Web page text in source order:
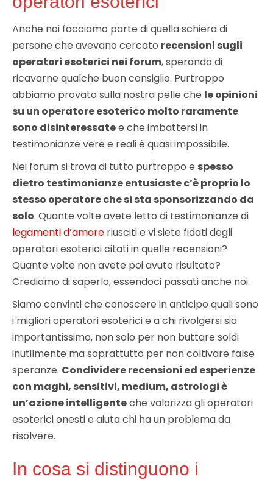
Anche noi facciamo parte di quella schiera di
persone che avevano cercato recensioni sugli
operatori esoterici nei forum, sperando di
ricavarne qualche buon consiglio. Purtroppo
abbiamo provato sulla nostra pelle che le opinioni
su un operatore esoterico molto raramente
sono disinteressatee che imbattersi in
testimonianze vere e reali è quasi impossibile.
Nei forum si trova di tutto purtroppo e spesso
dietro testimonianze entusiaste c’è proprio lo
stesso operatore che si sta sponsorizzando da
solo. Quante volte avete letto di testimonianze di
legamenti d’amore riusciti e vi siete fidati degli
operatori esoterici citati in quelle recensioni?
Quante volte non avete poi avuto risultato?
Crediamo di saperlo, essendoci passati anche noi.
Siamo convinti che conoscere in anticipo quali sono
i migliori operatori esoterici e a chi rivolgersi sia
importantissimo, non solo per non buttare soldi
inutilmente ma soprattutto per non coltivare false
speranze. Condividere recensioni ed esperienze
con maghi, sensitivi, medium, astrologi è
un’azione intelligenteche valorizza gli operatori
esoterici onesti e aiuta chi ha un problema da
risolvere.
In cosa si distinguono i